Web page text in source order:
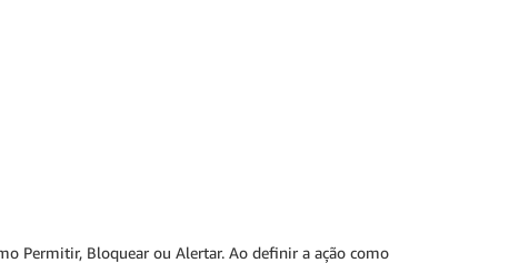
Permitir, Bloquear ou Alertar. Ao definir a ação como